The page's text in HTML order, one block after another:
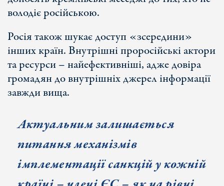
володіє російською.
Росія також шукає доступ «зсередини»
інших країн. Внутрішні проросійські актори
та ресурси – найефективніші, адже довіра
громадян до внутрішніх джерел інформації
завжди вища.
Актуальним залишається
питання механізмів
імплементації санкцій у кожній